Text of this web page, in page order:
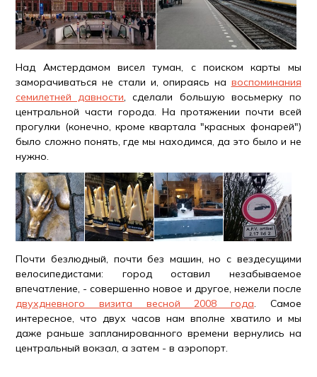
Над Амстердамом висел туман, с поиском карты мы
заморачиваться не стали и, опираясь на воспоминания
семилетней давности, сделали большую восьмерку по
центральной части города. На протяжении почти всей
прогулки (конечно, кроме квартала "красных фонарей")
было сложно понять, где мы находимся, да это было и не
нужно.
Почти безлюдный, почти без машин, но с вездесущими
велосипедистами: город оставил незабываемое
впечатление, - совершенно новое и другое, нежели после
двухдневного визита весной 2008 года. Самое
интересное, что двух часов нам вполне хватило и мы
даже раньше запланированного времени вернулись на
центральный вокзал, а затем - в аэропорт.